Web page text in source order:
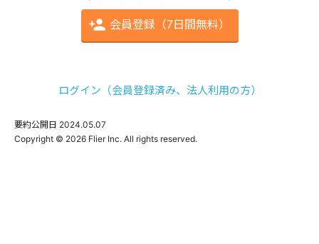
会員登録（7日間無料）
ログイン（会員登録済み、法人利用の方）
要約公開日 2024.05.07